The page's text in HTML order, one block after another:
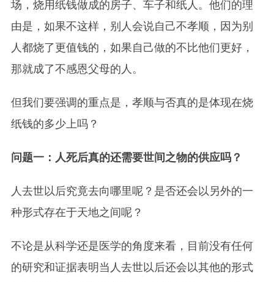
场，烧用纸钱做成的房子、车子和纸人。他们的理
由是，如果不这样，别人会说自己不孝顺，因为别
人都烧了更值钱的，如果自己做的不比他们更好，
那就成了不感恩父母的人。
但我们要强调的重点是，孝顺与否真的是体现在烧
纸钱的多少上吗？
问题一：人死后真的还需要世间之物的供应吗？
人去世以后究竟去向哪里呢？是否还会以另外的一
种形式存在于天地之间呢？
不论是从科学还是医学的角度来看，目前没有任何
的研究和证据表明当人去世以后还会以其他的形式